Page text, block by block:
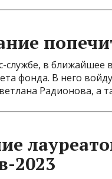
службе, в ближайшее
фонда. В него
Радионова, а
2023